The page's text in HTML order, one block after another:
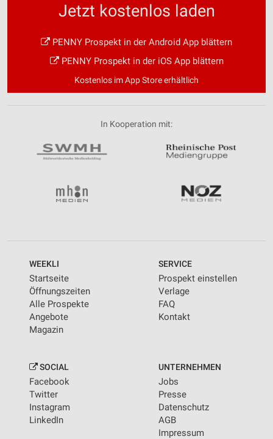
Jetzt kostenlos laden
PENNY Prospekt in der Android App blättern
PENNY Prospekt in der iOS App blättern
Kostenlos im App Store erhältlich
In Kooperation mit:
WEEKLI
Startseite
Öffnungszeiten
Alle Prospekte
Angebote
Magazin
SERVICE
Prospekt einstellen
Verlage
FAQ
Kontakt
SOCIAL
Facebook
Twitter
Instagram
LinkedIn
UNTERNEHMEN
Jobs
Presse
Datenschutz
AGB
Impressum